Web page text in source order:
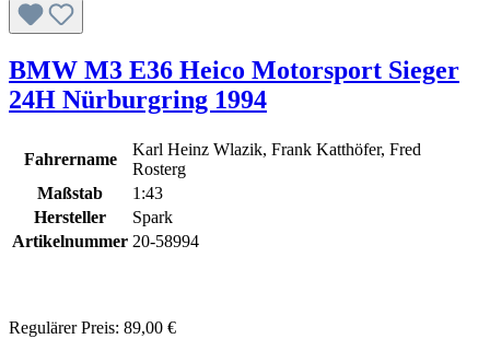
BMW M3 E36 Heico Motorsport Sieger
24H Nürburgring 1994
Fahrername
Karl Heinz Wlazik, Frank Katthöfer, Fred
Rosterg
Maßstab
1:43
Hersteller
Spark
Artikelnummer 20-58994
Regulärer Preis: 89,00 €